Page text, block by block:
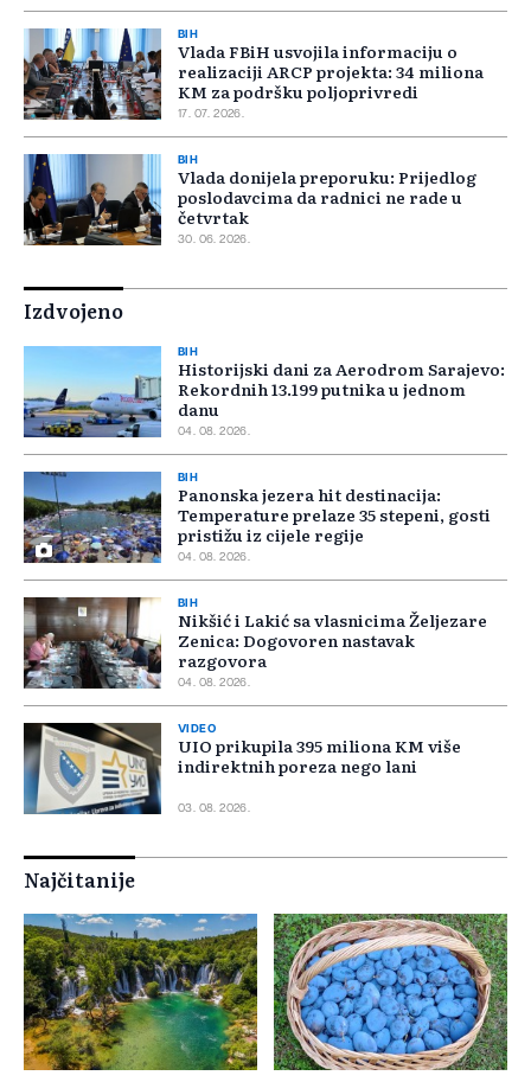
BIH
Vlada FBiH usvojila informaciju o
realizaciji ARCP projekta: 34 miliona
KM za podršku poljoprivredi
17. 07. 2026.
BIH
Vlada donijela preporuku: Prijedlog
poslodavcima da radnici ne rade u
četvrtak
30. 06. 2026.
Izdvojeno
BIH
Historijski dani za Aerodrom Sarajevo:
Rekordnih 13.199 putnika u jednom
danu
04. 08. 2026.
BIH
Panonska jezera hit destinacija:
Temperature prelaze 35 stepeni, gosti
pristižu iz cijele regije
04. 08. 2026.
BIH
Nikšić i Lakić sa vlasnicima Željezare
Zenica: Dogovoren nastavak
razgovora
04. 08. 2026.
VIDEO
UIO prikupila 395 miliona KM više
indirektnih poreza nego lani
03. 08. 2026.
Najčitanije